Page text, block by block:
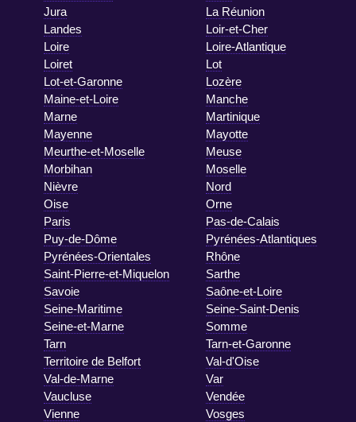
Jura
La Réunion
Landes
Loir-et-Cher
Loire
Loire-Atlantique
Loiret
Lot
Lot-et-Garonne
Lozère
Maine-et-Loire
Manche
Marne
Martinique
Mayenne
Mayotte
Meurthe-et-Moselle
Meuse
Morbihan
Moselle
Nièvre
Nord
Oise
Orne
Paris
Pas-de-Calais
Puy-de-Dôme
Pyrénées-Atlantiques
Pyrénées-Orientales
Rhône
Saint-Pierre-et-Miquelon
Sarthe
Savoie
Saône-et-Loire
Seine-Maritime
Seine-Saint-Denis
Seine-et-Marne
Somme
Tarn
Tarn-et-Garonne
Territoire de Belfort
Val-d'Oise
Val-de-Marne
Var
Vaucluse
Vendée
Vienne
Vosges